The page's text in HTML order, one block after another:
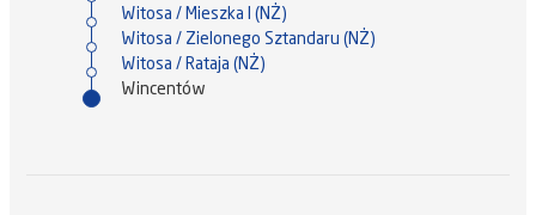
Witosa / Mieszka I (NŻ)
Witosa / Zielonego Sztandaru (NŻ)
Witosa / Rataja (NŻ)
Wincentów